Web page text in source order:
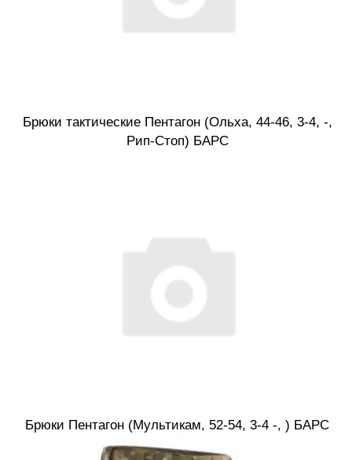
Брюки тактические Пентагон (Ольха, 44-46, 3-4, -,
Рип-Стоп) БАРС
Брюки Пентагон (Мультикам, 52-54, 3-4 -, ) БАРС